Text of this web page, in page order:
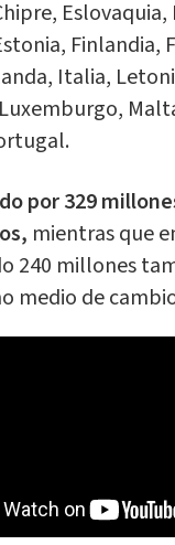
Eslovaquia,
Finlandia,
Italia,
por 329
mientras que
240 millones
medio de